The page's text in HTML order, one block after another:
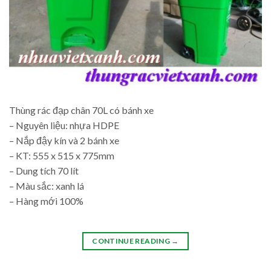
Thùng rác đạp chân 70L có bánh xe
– Nguyên liệu: nhựa HDPE
– Nắp đậy kín và 2 bánh xe
– KT: 555 x 515 x 775mm
– Dung tích 70 lít
– Màu sắc: xanh lá
– Hàng mới 100%
CONTINUE READING →